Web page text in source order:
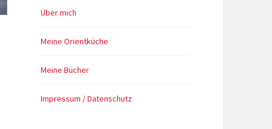
Über mich
Meine Orientküche
Meine Bücher
Impressum / Datenschutz